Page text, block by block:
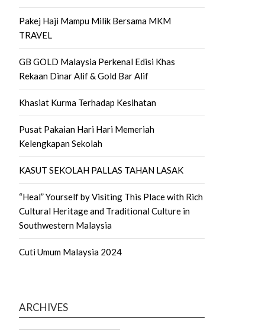
Pakej Haji Mampu Milik Bersama MKM
TRAVEL
GB GOLD Malaysia Perkenal Edisi Khas
Rekaan Dinar Alif & Gold Bar Alif
Khasiat Kurma Terhadap Kesihatan
Pusat Pakaian Hari Hari Memeriah
Kelengkapan Sekolah
KASUT SEKOLAH PALLAS TAHAN LASAK
“Heal” Yourself by Visiting This Place with Rich
Cultural Heritage and Traditional Culture in
Southwestern Malaysia
Cuti Umum Malaysia 2024
ARCHIVES